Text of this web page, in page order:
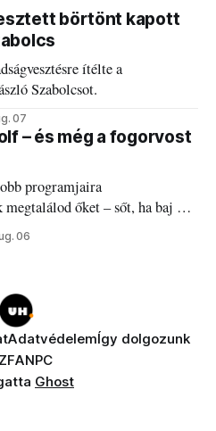
börtönt kapott
ítélte a
Szabolcsot.
07
– és még a fogorvost
programjaira
őket – sőt, ha baj van
is!
06
AdatvédelemÍgy dolgozunk
ANPC
Ghost